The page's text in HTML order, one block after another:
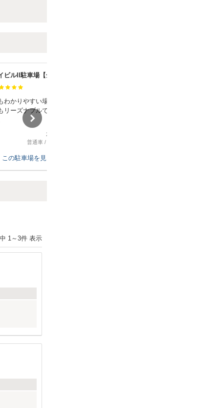
わかりやすい場所にあっ
リーズナブルでとても良
2026年8月2日
普通車/
この駐車場を見る
1 ～ 3件 表示